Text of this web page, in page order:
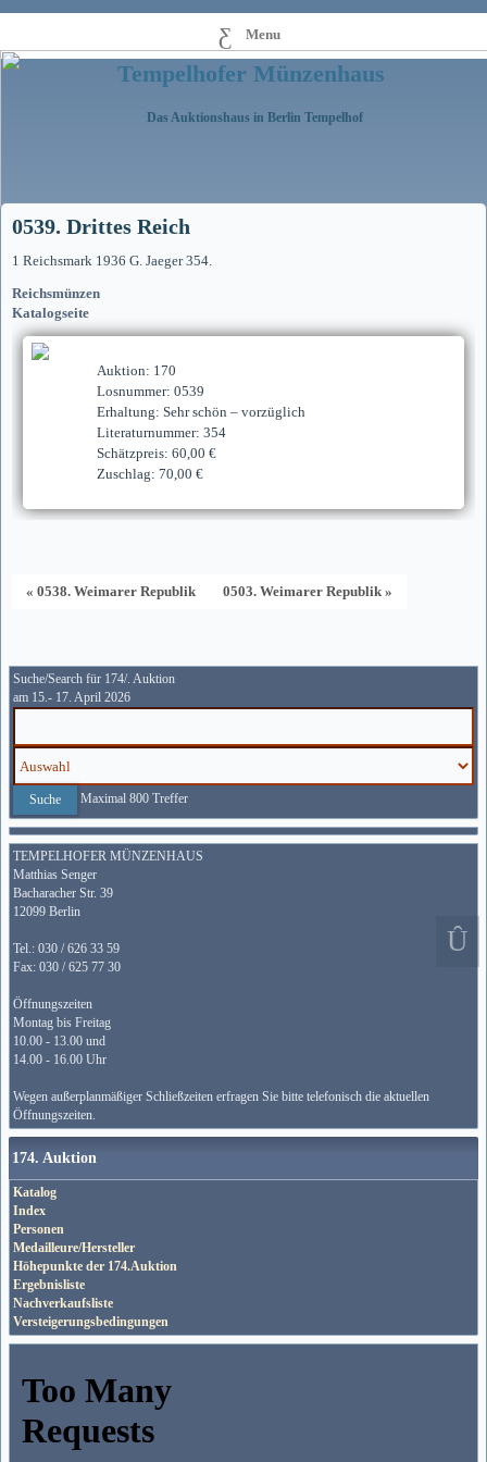
Menu
Tempelhofer Münzenhaus
Das Auktionshaus in Berlin Tempelhof
0539. Drittes Reich
1 Reichsmark 1936 G. Jaeger 354.
Reichsmünzen
Katalogseite
Auktion: 170
Losnummer: 0539
Erhaltung: Sehr schön – vorzüglich
Literaturnummer: 354
Schätzpreis: 60,00 €
Zuschlag: 70,00 €
« 0538. Weimarer Republik 0503. Weimarer Republik »
Suche/Search für 174/. Auktion
am 15.- 17. April 2026
Maximal 800 Treffer
TEMPELHOFER MÜNZENHAUS
Matthias Senger
Bacharacher Str. 39
12099 Berlin
Tel.: 030 / 626 33 59
Fax: 030 / 625 77 30
Öffnungszeiten
Montag bis Freitag
10.00 - 13.00 und
14.00 - 16.00 Uhr
Wegen außerplanmäßiger Schließzeiten erfragen Sie bitte telefonisch die aktuellen
Öffnungszeiten.
174. Auktion
Katalog
Index
Personen
Medailleure/Hersteller
Höhepunkte der 174.Auktion
Ergebnisliste
Nachverkaufsliste
Versteigerungsbedingungen